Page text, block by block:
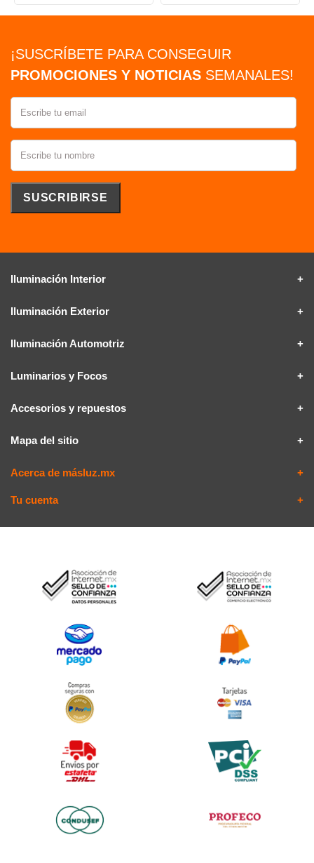
¡SUSCRÍBETE PARA CONSEGUIR
PROMOCIONES Y NOTICIAS SEMANALES!
Iluminación Interior
Iluminación Exterior
Iluminación Automotriz
Luminarios y Focos
Accesorios y repuestos
Mapa del sitio
Acerca de másluz.mx
Tu cuenta